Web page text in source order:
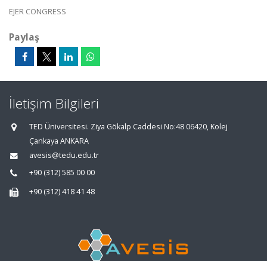
EJER CONGRESS
Paylaş
İletişim Bilgileri
TED Üniversitesi. Ziya Gökalp Caddesi No:48 06420, Kolej
Çankaya ANKARA
avesis@tedu.edu.tr
+90 (312) 585 00 00
+90 (312) 418 41 48